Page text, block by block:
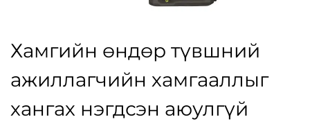
Хамгийн өндөр түвшний
ажиллагчийн хамгааллыг
хангах нэгдсэн аюулгүй